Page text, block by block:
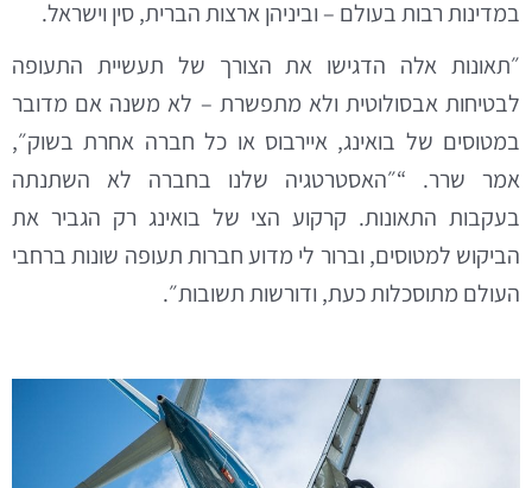
במדינות רבות בעולם – וביניהן ארצות הברית, סין וישראל.
״תאונות אלה הדגישו את הצורך של תעשיית התעופה
לבטיחות אבסולוטית ולא מתפשרת – לא משנה אם מדובר
במטוסים של בואינג, איירבוס או כל חברה אחרת בשוק״,
אמר שרר. “״האסטרטגיה שלנו בחברה לא השתנתה
בעקבות התאונות. קרקוע הצי של בואינג רק הגביר את
הביקוש למטוסים, וברור לי מדוע חברות תעופה שונות ברחבי
העולם מתוסכלות כעת, ודורשות תשובות״.